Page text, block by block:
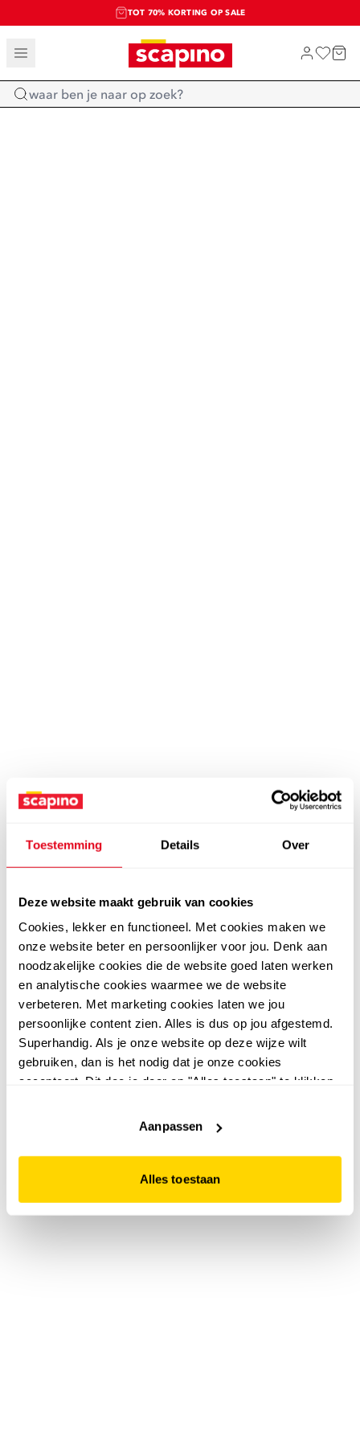
Toestemming Details Over
Deze website maakt gebruik van cookies
Cookies, lekker en functioneel. Met cookies maken we
onze website beter en persoonlijker voor jou. Denk aan
noodzakelijke cookies die de website goed laten werken
en analytische cookies waarmee we de website
verbeteren. Met marketing cookies laten we jou
persoonlijke content zien. Alles is dus op jou afgestemd.
Superhandig. Als je onze website op deze wijze wilt
gebruiken, dan is het nodig dat je onze cookies
accepteert. Dit doe je door op "Alles toestaan" te klikken.
website niet optimaal functioneert.
Aanpassen
Alles toestaan
TOT 70% KORTING OP SALE
SALE: LAATSTE KANS!
SHOP NIEUW
Home